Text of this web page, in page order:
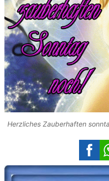
Herzliches Zauberhaften